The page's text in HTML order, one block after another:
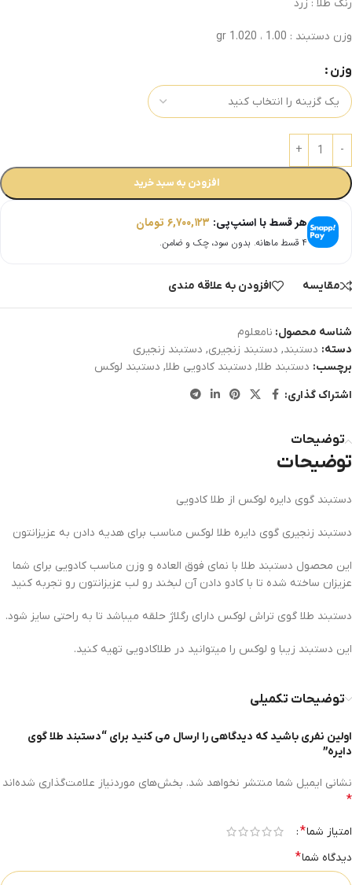
رنگ طلا : زرد
وزن دستبند : 1.00 ، 1.020 gr
وزن
افزودن به سبد خرید
هر قسط با اسنپ‌پی: ۶,۷۰۰,۱۲۳ تومان
۴ قسط ماهانه. بدون سود، چک و ضامن.
مقایسه افزودن به علاقه مندی
شناسه محصول: نامعلوم
دسته: دستبند, دستبند زنجیری, دستبند زنجیری
برچسب: دستبند طلا, دستبند کادویی طلا, دستبند لوکس
اشتراک گذاری:
توضیحات
توضیحات
دستبند گوی دایره لوکس از طلا کادویی
دستبند زنجیری گوی دایره طلا لوکس مناسب برای هدیه دادن به عزیزانتون
این محصول دستبند طلا با نمای فوق العاده و وزن مناسب کادویی برای شما
عزیزان ساخته شده تا با کادو دادن آن لبخند رو لب عزیزانتون رو تجربه کنید
دستبند طلا گوی تراش لوکس دارای رگلاژ حلقه میباشد تا به راحتی سایز شود.
این دستبند زیبا و لوکس را میتوانید در طلاکادویی تهیه کنید.
توضیحات تکمیلی
اولین نفری باشید که دیدگاهی را ارسال می کنید برای “دستبند طلا گوی
دایره”
نشانی ایمیل شما منتشر نخواهد شد. بخش‌های موردنیاز علامت‌گذاری شده‌اند
*
امتیاز شما*
دیدگاه شما*